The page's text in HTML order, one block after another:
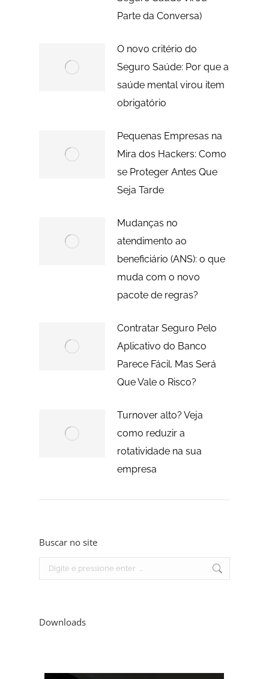
Parte da Conversa)
O novo critério do
Seguro Saúde: Por que a
saúde mental virou item
obrigatório
Pequenas Empresas na
Mira dos Hackers: Como
se Proteger Antes Que
Seja Tarde
Mudanças no
atendimento ao
beneficiário (ANS): o que
muda com o novo
pacote de regras?
Contratar Seguro Pelo
Aplicativo do Banco
Parece Fácil. Mas Será
Que Vale o Risco?
Turnover alto? Veja
como reduzir a
rotatividade na sua
empresa
Buscar no site
Search:
Downloads